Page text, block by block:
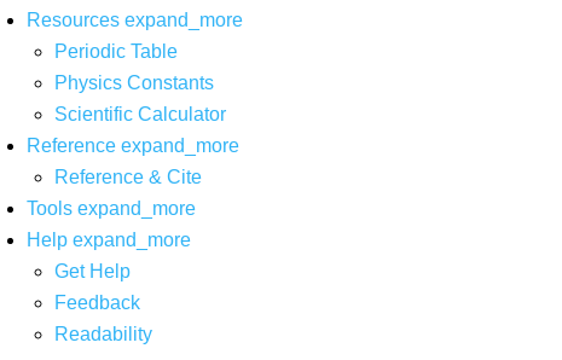
Resources expand_more
Periodic Table
Physics Constants
Scientific Calculator
Reference expand_more
Reference & Cite
Tools expand_more
Help expand_more
Get Help
Feedback
Readability